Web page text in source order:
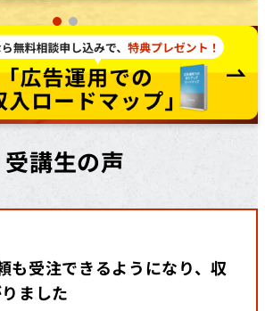
受講生の声
も受注できるようになり、収
ました